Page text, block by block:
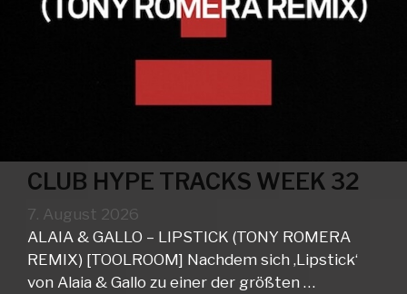
CLUB HYPE TRACKS WEEK 32
7. August 2026
ALAIA & GALLO – LIPSTICK (TONY ROMERA
REMIX) [TOOLROOM] Nachdem sich ‚Lipstick‘
von Alaia & Gallo zu einer der größten …